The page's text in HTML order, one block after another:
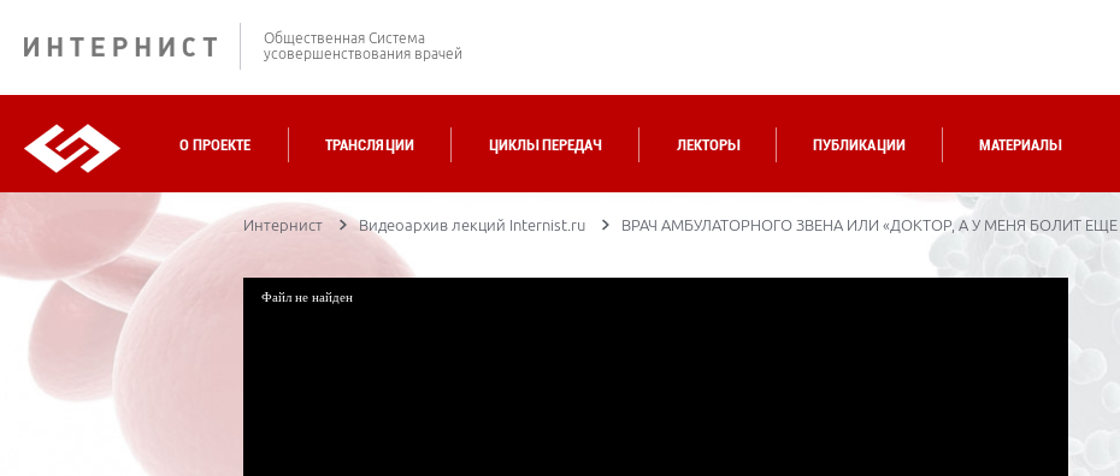
Общественная Система
усовершенствования врачей
О ПРОЕКТЕ ТРАНСЛЯЦИИ ЦИКЛЫ ПЕРЕДАЧ ЛЕКТОРЫ ПУБЛИКАЦИИ МАТЕРИАЛЫ
Интернист Видеоархив лекций Internist.ru ВРАЧ АМБУЛАТОРНОГО ЗВЕНА ИЛИ «ДОКТОР, А У МЕНЯ БОЛИТ ЕЩЕ